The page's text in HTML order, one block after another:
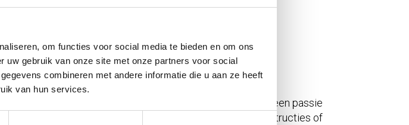
om functies voor social media te bieden en om ons
uw gebruik van onze site met onze partners voor social
combineren met andere informatie die u aan ze heeft
van hun services.
TEAM
team van vakmensen combineert technische kennis met een passie
metaalbewerking. Of het nu gaat om complexe staalconstructies of